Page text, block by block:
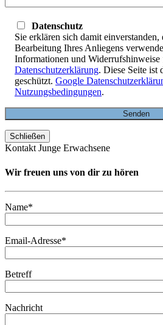
Datenschutz
Sie erklären sich damit einverstanden,
Bearbeitung Ihres Anliegens
Informationen und Widerrufshinweise
Datenschutzerklärung. Diese Seite
geschützt. Google
Nutzungsbedingungen.
Schließen
Kontakt Junge Erwachsene
Wir freuen uns von dir zu hören
Name*
Email-Adresse*
Betreff
Nachricht